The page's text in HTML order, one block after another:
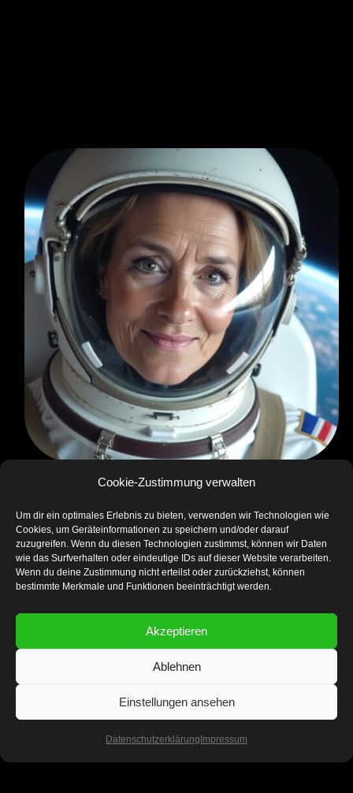
Cookie-Zustimmung verwalten
Um dir ein optimales Erlebnis zu bieten, verwenden wir Technologien wie
Cookies, um Geräteinformationen zu speichern und/oder darauf
zuzugreifen. Wenn du diesen Technologien zustimmst, können wir Daten
wie das Surfverhalten oder eindeutige IDs auf dieser Website verarbeiten.
Wenn du deine Zustimmung nicht erteilst oder zurückziehst, können
bestimmte Merkmale und Funktionen beeinträchtigt werden.
Akzeptieren
Ablehnen
Einstellungen ansehen
Datenschutzerklärung Impressum
weiterbilde und über den
Tellerrand hinauschaue, habe ich
im Februar 2024 in Wien eine